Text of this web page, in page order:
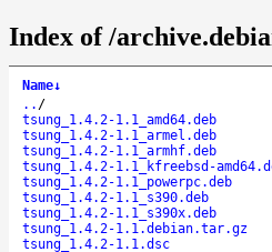
Index of /
Name↓
.. /
tsung_1.4.2-1.1_amd64.deb
tsung_1.4.2-1.1_armel.deb
tsung_1.4.2-1.1_armhf.deb
tsung_1.4.2-1.1_kfreebsd-
tsung_1.4.2-1.1_powerpc.deb
tsung_1.4.2-1.1_s390.deb
tsung_1.4.2-1.1_s390x.deb
tsung_1.4.2-1.1.debian.tar.gz
tsung_1.4.2-1.1.dsc